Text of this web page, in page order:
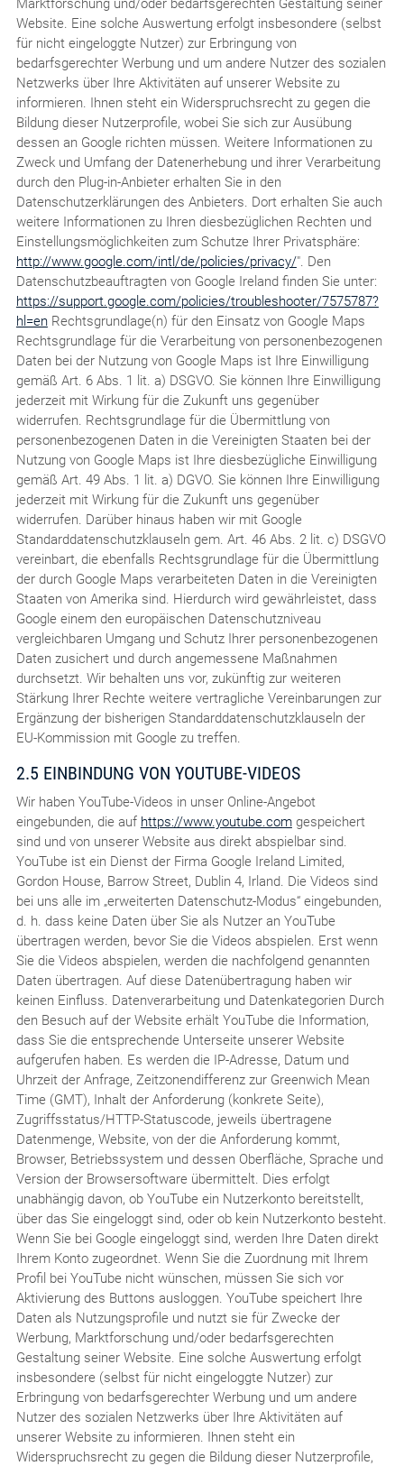
Website. Eine solche Auswertung erfolgt insbesondere (selbst
für nicht eingeloggte Nutzer) zur Erbringung von
bedarfsgerechter Werbung und um andere Nutzer des sozialen
Netzwerks über Ihre Aktivitäten auf unserer Website zu
informieren. Ihnen steht ein Widerspruchsrecht zu gegen die
Bildung dieser Nutzerprofile, wobei Sie sich zur Ausübung
dessen an Google richten müssen. Weitere Informationen zu
Zweck und Umfang der Datenerhebung und ihrer Verarbeitung
durch den Plug-in-Anbieter erhalten Sie in den
Datenschutzerklärungen des Anbieters. Dort erhalten Sie auch
weitere Informationen zu Ihren diesbezüglichen Rechten und
Einstellungsmöglichkeiten zum Schutze Ihrer Privatsphäre:
http://www.google.com/intl/de/policies/privacy/". Den
Datenschutzbeauftragten von Google Ireland finden Sie unter:
https://support.google.com/policies/troubleshooter/7575787?
hl=enRechtsgrundlage(n) für den Einsatz von Google Maps
Rechtsgrundlage für die Verarbeitung von personenbezogenen
Daten bei der Nutzung von Google Maps ist Ihre Einwilligung
gemäß Art. 6 Abs. 1 lit. a) DSGVO. Sie können Ihre Einwilligung
jederzeit mit Wirkung für die Zukunft uns gegenüber
widerrufen. Rechtsgrundlage für die Übermittlung von
personenbezogenen Daten in die Vereinigten Staaten bei der
Nutzung von Google Maps ist Ihre diesbezügliche Einwilligung
gemäß Art. 49 Abs. 1 lit. a) DGVO. Sie können Ihre Einwilligung
jederzeit mit Wirkung für die Zukunft uns gegenüber
widerrufen. Darüber hinaus haben wir mit Google
Standarddatenschutzklauseln gem. Art. 46 Abs. 2 lit. c) DSGVO
vereinbart, die ebenfalls Rechtsgrundlage für die Übermittlung
der durch Google Maps verarbeiteten Daten in die Vereinigten
Staaten von Amerika sind. Hierdurch wird gewährleistet, dass
Google einem den europäischen Datenschutzniveau
vergleichbaren Umgang und Schutz Ihrer personenbezogenen
Daten zusichert und durch angemessene Maßnahmen
durchsetzt. Wir behalten uns vor, zukünftig zur weiteren
Stärkung Ihrer Rechte weitere vertragliche Vereinbarungen zur
Ergänzung der bisherigen Standarddatenschutzklauseln der
EU-Kommission mit Google zu treffen.
2.5 EINBINDUNG VON YOUTUBE-VIDEOS
Wir haben YouTube-Videos in unser Online-Angebot
eingebunden, die auf https://www.youtube.comgespeichert
sind und von unserer Website aus direkt abspielbar sind.
YouTube ist ein Dienst der Firma Google Ireland Limited,
Gordon House, Barrow Street, Dublin 4, Irland. Die Videos sind
bei uns alle im „erweiterten Datenschutz-Modus“ eingebunden,
d. h. dass keine Daten über Sie als Nutzer an YouTube
übertragen werden, bevor Sie die Videos abspielen. Erst wenn
Sie die Videos abspielen, werden die nachfolgend genannten
Daten übertragen. Auf diese Datenübertragung haben wir
keinen Einfluss. Datenverarbeitung und Datenkategorien Durch
den Besuch auf der Website erhält YouTube die Information,
dass Sie die entsprechende Unterseite unserer Website
aufgerufen haben. Es werden die IP-Adresse, Datum und
Uhrzeit der Anfrage, Zeitzonendifferenz zur Greenwich Mean
Time (GMT), Inhalt der Anforderung (konkrete Seite),
Zugriffsstatus/HTTP-Statuscode, jeweils übertragene
Datenmenge, Website, von der die Anforderung kommt,
Browser, Betriebssystem und dessen Oberfläche, Sprache und
Version der Browsersoftware übermittelt. Dies erfolgt
unabhängig davon, ob YouTube ein Nutzerkonto bereitstellt,
über das Sie eingeloggt sind, oder ob kein Nutzerkonto besteht.
Wenn Sie bei Google eingeloggt sind, werden Ihre Daten direkt
Ihrem Konto zugeordnet. Wenn Sie die Zuordnung mit Ihrem
Profil bei YouTube nicht wünschen, müssen Sie sich vor
Aktivierung des Buttons ausloggen. YouTube speichert Ihre
Daten als Nutzungsprofile und nutzt sie für Zwecke der
Werbung, Marktforschung und/oder bedarfsgerechten
Gestaltung seiner Website. Eine solche Auswertung erfolgt
insbesondere (selbst für nicht eingeloggte Nutzer) zur
Erbringung von bedarfsgerechter Werbung und um andere
Nutzer des sozialen Netzwerks über Ihre Aktivitäten auf
unserer Website zu informieren. Ihnen steht ein
Widerspruchsrecht zu gegen die Bildung dieser Nutzerprofile,